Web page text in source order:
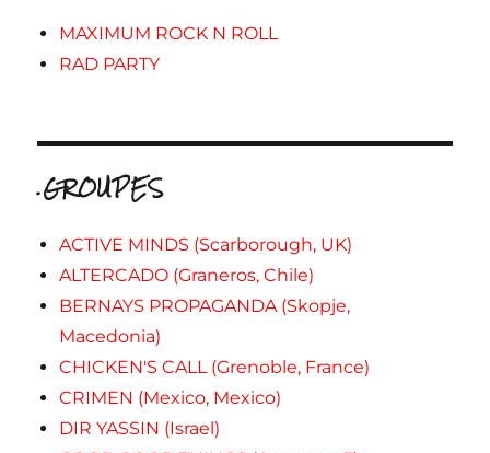
MAXIMUM ROCK N ROLL
RAD PARTY
.GROUPES
ACTIVE MINDS (Scarborough, UK)
ALTERCADO (Graneros, Chile)
BERNAYS PROPAGANDA (Skopje,
Macedonia)
CHICKEN'S CALL (Grenoble, France)
CRIMEN (Mexico, Mexico)
DIR YASSIN (Israel)